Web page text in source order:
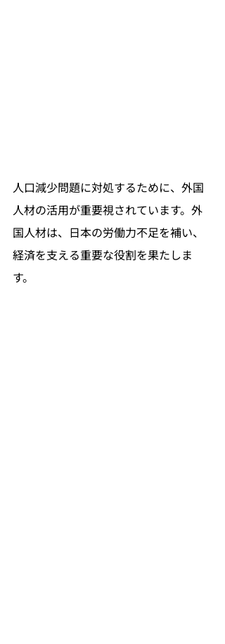
人口減少問題に対処するために、外国
人材の活用が重要視されています。外
国人材は、日本の労働力不足を補い、
経済を支える重要な役割を果たしま
す。